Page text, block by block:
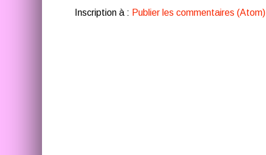
Inscription à : Publier les commentaires (Atom)